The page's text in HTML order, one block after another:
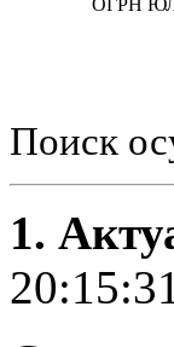
ОГРН
Поиск
1.